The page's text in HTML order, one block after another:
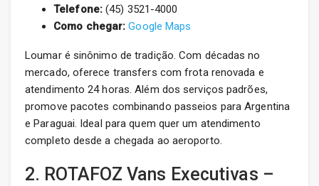
Telefone:(45) 3521-4000
Como chegar: Google Maps
Loumar é sinônimo de tradição. Com décadas no
mercado, oferece transfers com frota renovada e
atendimento 24 horas. Além dos serviços padrões,
promove pacotes combinando passeios para Argentina
e Paraguai. Ideal para quem quer um atendimento
completo desde a chegada ao aeroporto.
2. ROTAFOZ Vans Executivas –